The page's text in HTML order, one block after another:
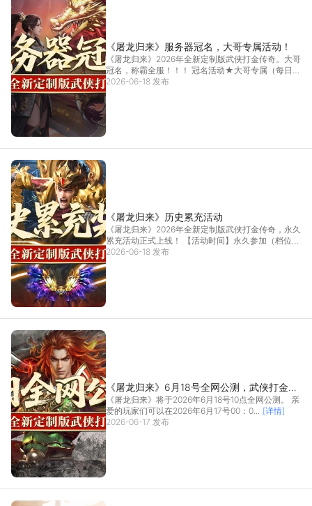
《屠龙归来》服务器冠名，大哥专属活动！
《屠龙归来》2026年全新定制版武侠打金传奇。大哥
冠名，称霸全服！！！ 冠名活动★大哥专属（每日活
动... [详情]
2026-06-18 发布
《屠龙归来》历史累充活动
《屠龙归来》2026年全新定制版武侠打金传奇，永久
累充活动正式上线！ 【活动时间】永久参加（档位奖
励... [详情]
2026-06-18 发布
《屠龙归来》6月18号全网公测，武侠打金传
奇！
《屠龙归来》将于2026年6月18号10点全网公测。 亲
爱的玩家们可以在2026年6月17号00：0...
[详情]
2026-06-17 发布